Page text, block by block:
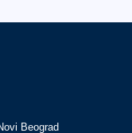
Beograd